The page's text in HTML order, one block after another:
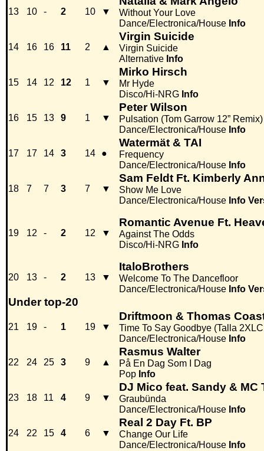
13 10 - 2 10 ▼
Without Your Love
Dance/Electronica/House Info
14 16 16 11 2 ▲
Virgin Suicide
Virgin Suicide
Alternative Info
15 14 12 12 1 ▼
Mirko Hirsch
Mr Hyde
Disco/Hi-NRG Info
16 15 13 9 1 ▼
Peter Wilson
Pulsation (Tom Garrow 12” Remix)
Dance/Electronica/House Info
17 17 14 3 14 ●
Watermät & TAI
Frequency
Dance/Electronica/House Info
18 7 7 3 7 ▼
Sam Feldt Ft. Kimberly
Show Me Love
Dance/Electronica/House Info
19 12 - 2 12 ▼
Romantic Avenue Ft.
Against The Odds
Disco/Hi-NRG Info
20 13 - 2 13 ▼
ItaloBrothers
Welcome To The Dancefloor
Dance/Electronica/House Info
Under top-20
21 19 - 1 19 ▼
Driftmoon & Thomas
Time To Say Goodbye (Talla
Dance/Electronica/House Info
22 24 25 3 9 ▲
Rasmus Walter
På En Dag Som I Dag
Pop Info
23 18 11 4 9 ▼
DJ Mico feat. Sandy & MC
Graubünda
Dance/Electronica/House Info
24 22 15 4 6 ▼
Real 2 Day Ft. BP
Change Our Life
Dance/Electronica/House Info